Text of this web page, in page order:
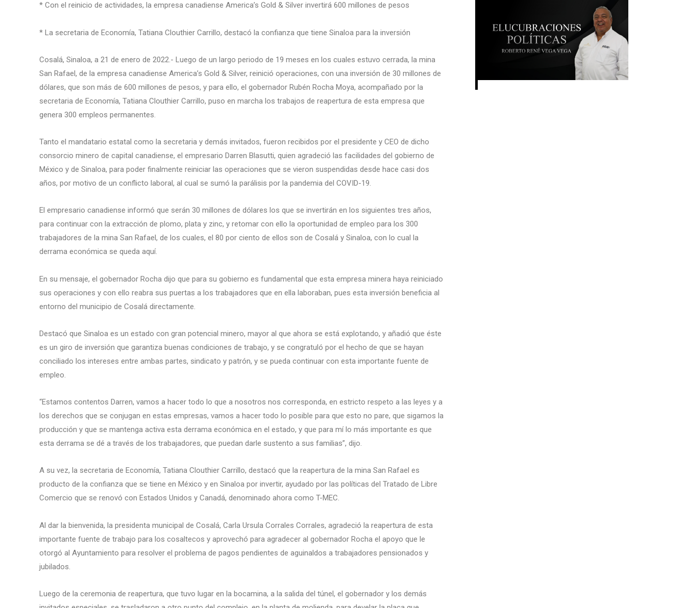
* Con el reinicio de actividades, la empresa canadiense America’s Gold & Silver invertirá 600 millones de pesos
* La secretaria de Economía, Tatiana Clouthier Carrillo, destacó la confianza que tiene Sinaloa para la inversión
Cosalá, Sinaloa, a 21 de enero de 2022.- Luego de un largo periodo de 19 meses en los cuales estuvo cerrada, la mina
San Rafael, de la empresa canadiense America’s Gold & Silver, reinició operaciones, con una inversión de 30 millones de
dólares, que son más de 600 millones de pesos, y para ello, el gobernador Rubén Rocha Moya, acompañado por la
secretaria de Economía, Tatiana Clouthier Carrillo, puso en marcha los trabajos de reapertura de esta empresa que
genera 300 empleos permanentes.
Tanto el mandatario estatal como la secretaria y demás invitados, fueron recibidos por el presidente y CEO de dicho
consorcio minero de capital canadiense, el empresario Darren Blasutti, quien agradeció las facilidades del gobierno de
México y de Sinaloa, para poder finalmente reiniciar las operaciones que se vieron suspendidas desde hace casi dos
años, por motivo de un conflicto laboral, al cual se sumó la parálisis por la pandemia del COVID-19.
El empresario canadiense informó que serán 30 millones de dólares los que se invertirán en los siguientes tres años,
para continuar con la extracción de plomo, plata y zinc, y retomar con ello la oportunidad de empleo para los 300
trabajadores de la mina San Rafael, de los cuales, el 80 por ciento de ellos son de Cosalá y Sinaloa, con lo cual la
derrama económica se queda aquí.
En su mensaje, el gobernador Rocha dijo que para su gobierno es fundamental que esta empresa minera haya reiniciado
sus operaciones y con ello reabra sus puertas a los trabajadores que en ella laboraban, pues esta inversión beneficia al
entorno del municipio de Cosalá directamente.
Destacó que Sinaloa es un estado con gran potencial minero, mayor al que ahora se está explotando, y añadió que éste
es un giro de inversión que garantiza buenas condiciones de trabajo, y se congratuló por el hecho de que se hayan
conciliado los intereses entre ambas partes, sindicato y patrón, y se pueda continuar con esta importante fuente de
empleo.
“Estamos contentos Darren, vamos a hacer todo lo que a nosotros nos corresponda, en estricto respeto a las leyes y a
los derechos que se conjugan en estas empresas, vamos a hacer todo lo posible para que esto no pare, que sigamos la
producción y que se mantenga activa esta derrama económica en el estado, y que para mí lo más importante es que
esta derrama se dé a través de los trabajadores, que puedan darle sustento a sus familias”, dijo.
A su vez, la secretaria de Economía, Tatiana Clouthier Carrillo, destacó que la reapertura de la mina San Rafael es
producto de la confianza que se tiene en México y en Sinaloa por invertir, ayudado por las políticas del Tratado de Libre
Comercio que se renovó con Estados Unidos y Canadá, denominado ahora como T-MEC.
Al dar la bienvenida, la presidenta municipal de Cosalá, Carla Ursula Corrales Corrales, agradeció la reapertura de esta
importante fuente de trabajo para los cosaltecos y aprovechó para agradecer al gobernador Rocha el apoyo que le
otorgó al Ayuntamiento para resolver el problema de pagos pendientes de aguinaldos a trabajadores pensionados y
jubilados.
Luego de la ceremonia de reapertura, que tuvo lugar en la bocamina, a la salida del túnel, el gobernador y los demás